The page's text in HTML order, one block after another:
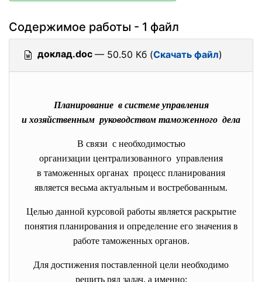
Содержимое работы - 1 файл
доклад.doc — 50.50 Кб (Скачать файл)
Планирование в системе управления
и хозяйственным руководством таможенного дела
В связи с необходимостью
организации централизованного управления
в таможенных органах процесс планирования
является весьма актуальным и востребованным.
Целью данной курсовой работы является раскрытие
понятия планирования и определение его значения в
работе таможенных органов.
Для достижения поставленной цели необходимо
решить ряд задач, а именно: